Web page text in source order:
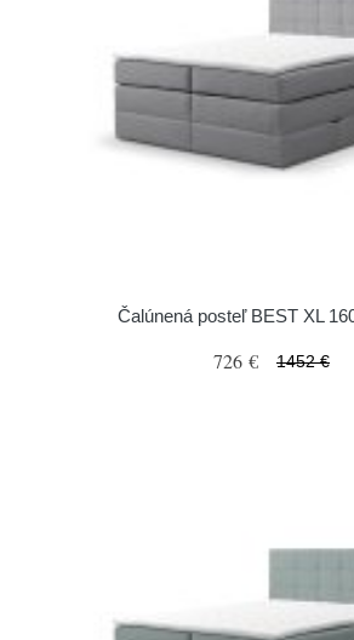
Čalúnená posteľ BEST XL
726 € 1452 €